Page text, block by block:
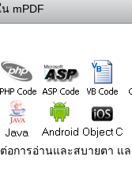
mPDF
อการอ่านและสบายตา แ